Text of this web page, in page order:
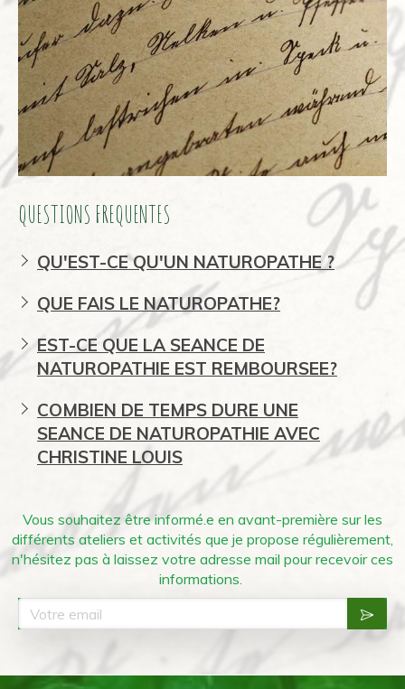
QUESTIONS FREQUENTES
QU'EST-CE QU'UN NATUROPATHE ?
QUE FAIS LE NATUROPATHE?
EST-CE QUE LA SEANCE DE
NATUROPATHIE EST REMBOURSEE?
COMBIEN DE TEMPS DURE UNE
SEANCE DE NATUROPATHIE AVEC
CHRISTINE LOUIS
Vous souhaitez être informé.e en avant-première sur les
différents ateliers et activités que je propose régulièrement,
n'hésitez pas à laissez votre adresse mail pour recevoir ces
informations.